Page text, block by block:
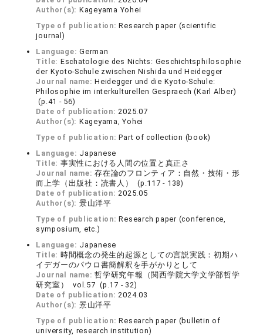
Author(s): Kageyama Yohei
Type of publication:Research paper (scientific
journal)
Language:German
Title: Eschatologie des Nichts: Geschichtsphilosophie
der Kyoto-Schule zwischen Nishida und Heidegger
Journal name:Heidegger und die Kyoto-Schule:
Philosophie im interkulturellen Gespraech (Karl Alber)
(p.41 - 56)
Date of publication:2025.07
Author(s): Kageyama, Yohei
Type of publication:Part of collection (book)
Language: Japanese
Title: 事実性における人間の位置と真正さ
Journal name:存在論のフロンティア：自然・技術・形
而上学（出版社：読書人） (p.117 - 138)
Date of publication:2025.05
Author(s): 景山洋平
Type of publication:Research paper (conference,
symposium, etc.)
Language: Japanese
Title: 時間概念の発生的起源としての言説実践：初期ハ
イデガーのパウロ書簡解釈を手がかりとして
Journal name:哲学研究年報（関西学院大学文学部哲学
研究室） vol.57 (p.17 - 32)
Date of publication:2024.03
Author(s): 景山洋平
Type of publication:Research paper (bulletin of
university, research institution)